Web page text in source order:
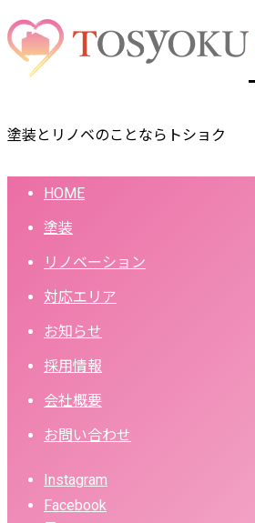
塗装とリノベのことならトショク
HOME
塗装
リノベーション
対応エリア
お知らせ
採用情報
会社概要
お問い合わせ
Instagram
Facebook